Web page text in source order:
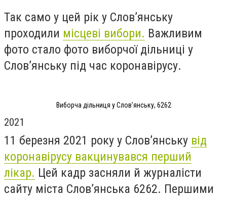
Так само у цей рік у Слов’янську
проходили місцеві вибори. Важливим
фото стало фото виборчої дільниці у
Слов’янську під час коронавірусу.
Виборча дільниця у Слов’янську, 6262
2021
11 березня 2021 року у Слов’янську від
коронавірусу вакцинувався перший
лікар. Цей кадр засняли й журналісти
сайту міста Слов’янська 6262. Першими